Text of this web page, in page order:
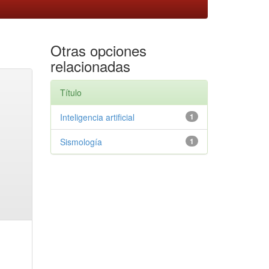
Otras opciones
relacionadas
Título
1
Inteligencia artificial
1
Sismología